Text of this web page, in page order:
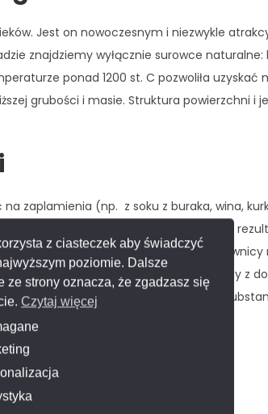
z ciasteczek aby świadczyć
poziomie. Dalsze
ze strony oznacza, że zgadzasz się
Czytaj więcej
Jest on nowoczesnym i niezwykle
znajdziemy wyłącznie surowce naturalne:
ponad 1200 st. C pozwoliła uzyskać
grubości i masie. Struktura powierzchni i
na zaplamienia (np. z soku z buraka, wina,
odporny na działanie promieni UV. W
na szoki termiczne, dlatego
Do czyszczenia używa się wody z
odporny na działanie agresywnych
pleśń ani grzyby,
cm.